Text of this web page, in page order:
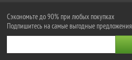
Сэкономьте до 90% при любых покупках
Подпишитесь на самые выгодные предложения